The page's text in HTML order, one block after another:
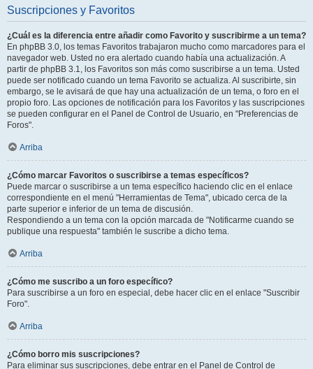
Suscripciones y Favoritos
¿Cuál es la diferencia entre añadir como Favorito y suscribirme a un tema?
En phpBB 3.0, los temas Favoritos trabajaron mucho como marcadores para el
navegador web. Usted no era alertado cuando había una actualización. A
partir de phpBB 3.1, los Favoritos son más como suscribirse a un tema. Usted
puede ser notificado cuando un tema Favorito se actualiza. Al suscribirte, sin
embargo, se le avisará de que hay una actualización de un tema, o foro en el
propio foro. Las opciones de notificación para los Favoritos y las suscripciones
se pueden configurar en el Panel de Control de Usuario, en "Preferencias de
Foros".
Arriba
¿Cómo marcar Favoritos o suscribirse a temas específicos?
Puede marcar o suscribirse a un tema específico haciendo clic en el enlace
correspondiente en el menú "Herramientas de Tema", ubicado cerca de la
parte superior e inferior de un tema de discusión.
Respondiendo a un tema con la opción marcada de "Notificarme cuando se
publique una respuesta" también le suscribe a dicho tema.
Arriba
¿Cómo me suscribo a un foro específico?
Para suscribirse a un foro en especial, debe hacer clic en el enlace "Suscribir
Foro".
Arriba
¿Cómo borro mis suscripciones?
Para eliminar sus suscripciones, debe entrar en el Panel de Control de